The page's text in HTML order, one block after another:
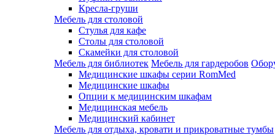
Кресла-груши
Мебель для столовой
Cтулья для кафе
Cтолы для столовой
Скамейки для столовой
Мебель для библиотек Мебель для гардеробов
Медицинские шкафы серии RomMed
Медицинские шкафы
Опции к медицинским шкафам
Медицинская мебель
Медицинский кабинет
Мебель для отдыха, кровати и прикроватные тумбы